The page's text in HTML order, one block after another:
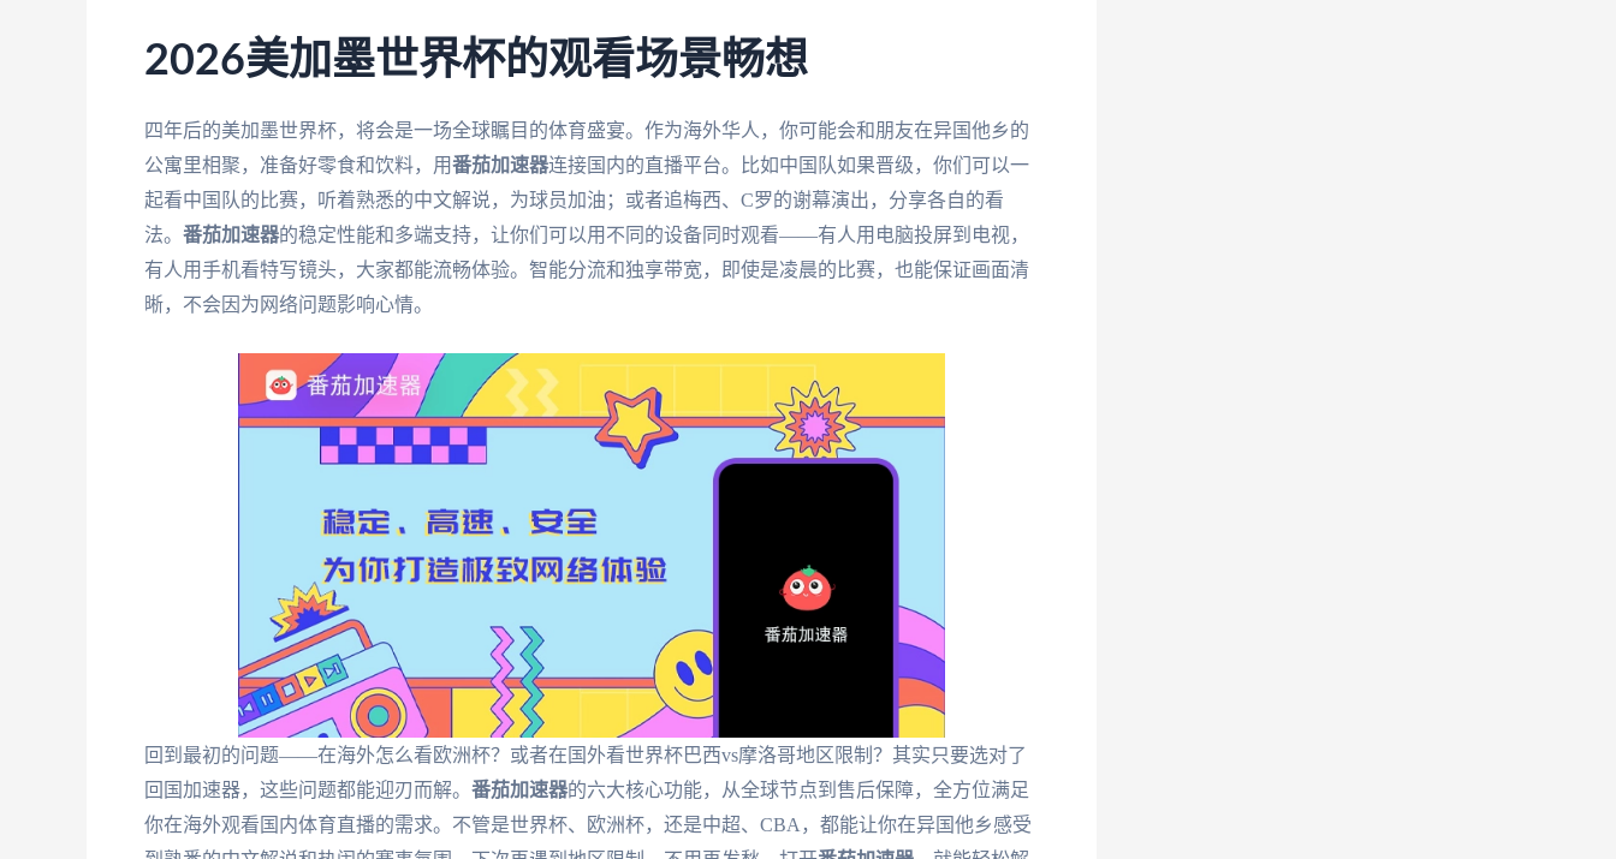
2026美加墨世界杯的观看场景畅想
四年后的美加墨世界杯，将会是一场全球瞩目的体育盛宴。作为海外华人，你可能会和朋友在异国他乡的
公寓里相聚，准备好零食和饮料，用番茄加速器连接国内的直播平台。比如中国队如果晋级，你们可以一
起看中国队的比赛，听着熟悉的中文解说，为球员加油；或者追梅西、C罗的谢幕演出，分享各自的看
法。 番茄加速器的稳定性能和多端支持，让你们可以用不同的设备同时观看——有人用电脑投屏到电视，
有人用手机看特写镜头，大家都能流畅体验。智能分流和独享带宽，即使是凌晨的比赛，也能保证画面清
晰，不会因为网络问题影响心情。
回到最初的问题——在海外怎么看欧洲杯？或者在国外看世界杯巴西vs摩洛哥地区限制？其实只要选对了
回国加速器，这些问题都能迎刃而解。 番茄加速器的六大核心功能，从全球节点到售后保障，全方位满足
你在海外观看国内体育直播的需求。不管是世界杯、欧洲杯，还是中超、CBA，都能让你在异国他乡感受